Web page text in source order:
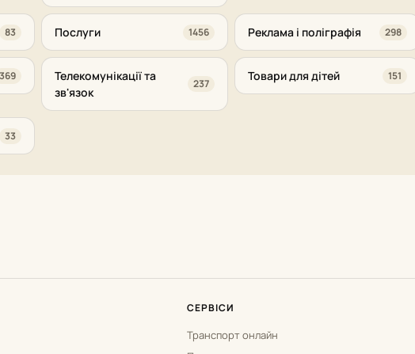
83 Послуги 1456 Реклама і поліграфія 298
369
Телекомунікації та
зв'язок
237
Товари для дітей 151
33
СЕРВІСИ
Транспорт онлайн